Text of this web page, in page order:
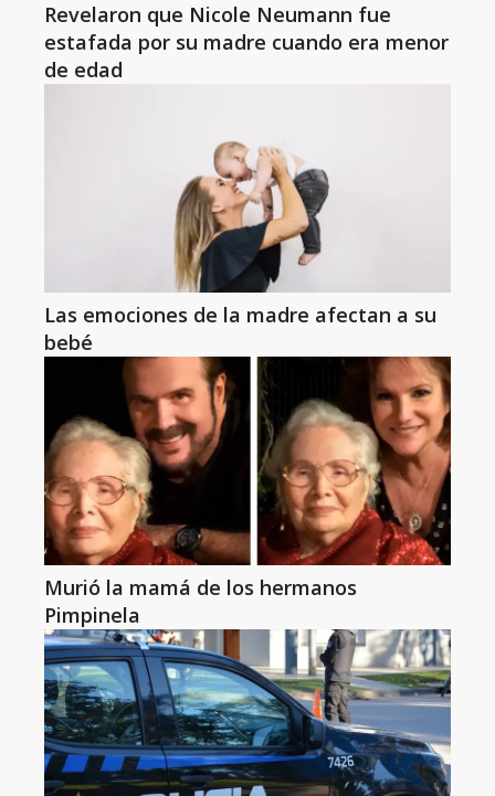
Revelaron que Nicole Neumann fue
estafada por su madre cuando era menor
de edad
Las emociones de la madre afectan a su
bebé
Murió la mamá de los hermanos
Pimpinela